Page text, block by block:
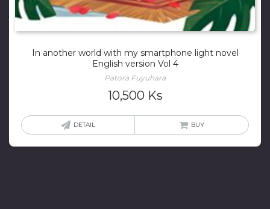
In another world with my smartphone light novel
English version Vol 4
Patora Fuyuhara
10,500 Ks
DETAIL BUY